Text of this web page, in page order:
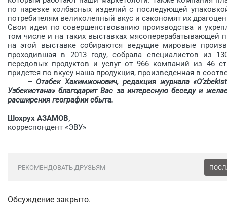
по нарезке колбасных изделий с последующей
потребителям великолепный вкус и сэкономят их
Свои идеи по совершенствованию производства и
том числе и на таких выставках мясоперерабатывающей
на этой выставке собираются ведущие мировые
проходившая в 2013 году, собрала специалистов из
передовых продуктов и услуг от 966 компаний из 46
придется по вкусу наша продукция, произведенная в
– Отабек Хакимжонович, редакция журнала
Узбекистана» благодарит Вас за интересную беседу и
расширения географии сбыта.
Шохрух АЗАМОВ,
корреспондент «ЭВУ»
РЕКОМЕНДОВАТЬ ДРУЗЬЯМ
Обсуждение закрыто.